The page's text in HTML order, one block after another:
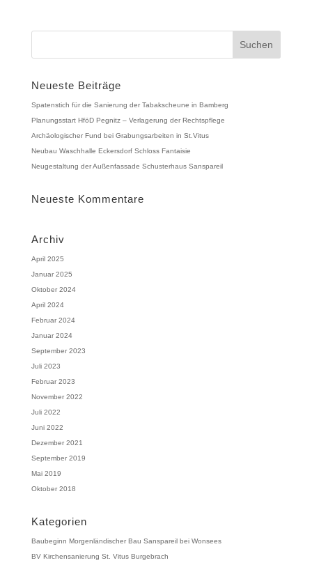
Neueste Beiträge
Spatenstich für die Sanierung der Tabakscheune in Bamberg
Planungsstart HföD Pegnitz – Verlagerung der Rechtspflege
Archäologischer Fund bei Grabungsarbeiten in St.Vitus
Neubau Waschhalle Eckersdorf Schloss Fantaisie
Neugestaltung der Außenfassade Schusterhaus Sanspareil
Neueste Kommentare
Archiv
April 2025
Januar 2025
Oktober 2024
April 2024
Februar 2024
Januar 2024
September 2023
Juli 2023
Februar 2023
November 2022
Juli 2022
Juni 2022
Dezember 2021
September 2019
Mai 2019
Oktober 2018
Kategorien
Baubeginn Morgenländischer Bau Sanspareil bei Wonsees
BV Kirchensanierung St. Vitus Burgebrach